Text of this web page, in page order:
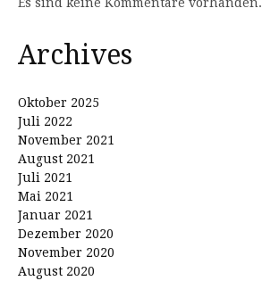
Archives
Oktober 2025
Juli 2022
November 2021
August 2021
Juli 2021
Mai 2021
Januar 2021
Dezember 2020
November 2020
August 2020